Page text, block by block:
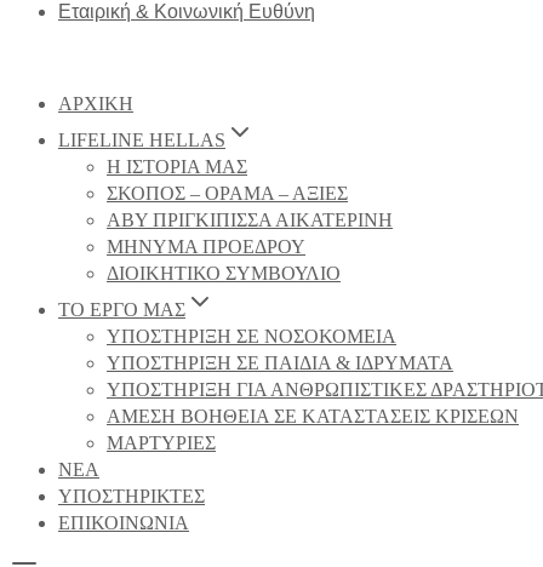
Εταιρική & Κοινωνική Ευθύνη
ΑΡΧΙΚΗ
LIFELINE HELLAS
Η ΙΣΤΟΡΙΑ ΜΑΣ
ΣΚΟΠΟΣ – ΟΡΑΜΑ – ΑΞΙΕΣ
ΑΒΥ ΠΡΙΓΚΙΠΙΣΣΑ ΑΙΚΑΤΕΡΙΝΗ
ΜΗΝΥΜΑ ΠΡΟΕΔΡΟΥ
ΔΙΟΙΚΗΤΙΚΟ ΣΥΜΒΟΥΛΙΟ
ΤΟ ΕΡΓΟ ΜΑΣ
ΥΠΟΣΤΗΡΙΞΗ ΣΕ ΝΟΣΟΚΟΜΕΙΑ
ΥΠΟΣΤΗΡΙΞΗ ΣΕ ΠΑΙΔΙΑ & ΙΔΡΥΜΑΤΑ
ΥΠΟΣΤΗΡΙΞΗ ΓΙΑ ΑΝΘΡΩΠΙΣΤΙΚΕΣ
ΑΜΕΣΗ ΒΟΗΘΕΙΑ ΣΕ ΚΑΤΑΣΤΑΣΕΙΣ ΚΡΙΣΕΩΝ
ΜΑΡΤΥΡΙΕΣ
NEA
ΥΠΟΣΤΗΡΙΚΤΕΣ
ΕΠΙΚΟΙΝΩΝΙΑ